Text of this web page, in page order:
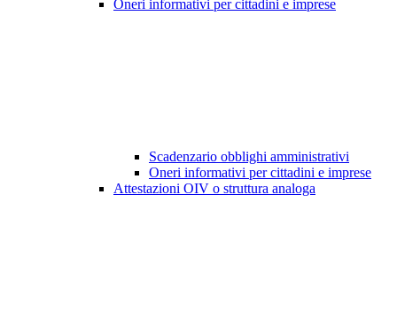
Oneri informativi per cittadini e imprese
Scadenzario obblighi amministrativi
Oneri informativi per cittadini e imprese
Attestazioni OIV o struttura analoga